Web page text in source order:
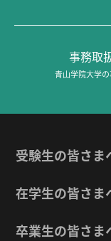
事務取
青山学院大学
受験生の皆さま
在学生の皆さま
卒業生の皆さま